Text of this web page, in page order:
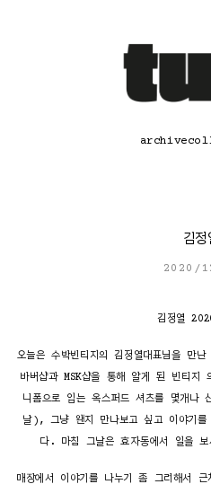
archive
김정
2020/
김정열
오늘은 수박빈티지의 김정열대표님을 만
바버샵과 MSK샵을 통해 알게 된 빈티지
니폼으로 입는 옥스퍼드 셔츠를 몇개
날), 그냥 왠지 만나보고 싶고 이야기를
다. 마침 그날은 효자동에서 일을
매장에서 이야기를 나누기 좀 그러해서